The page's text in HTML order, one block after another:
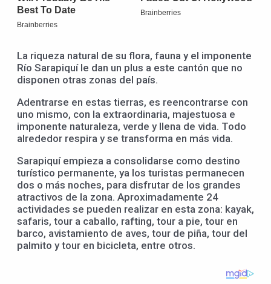
La riqueza natural de su flora, fauna y el imponente
Río Sarapiquí le dan un plus a este cantón que no
disponen otras zonas del país.
Adentrarse en estas tierras, es reencontrarse con
uno mismo, con la extraordinaria, majestuosa e
imponente naturaleza, verde y llena de vida. Todo
alrededor respira y se transforma en más vida.
Sarapiquí empieza a consolidarse como destino
turístico permanente, ya los turistas permanecen
dos o más noches, para disfrutar de los grandes
atractivos de la zona. Aproximadamente 24
actividades se pueden realizar en esta zona: kayak,
safaris, tour a caballo, rafting, tour a pie, tour en
barco, avistamiento de aves, tour de piña, tour del
palmito y tour en bicicleta, entre otros.